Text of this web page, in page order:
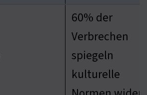
60% der
Verbrechen
spiegeln
kulturelle